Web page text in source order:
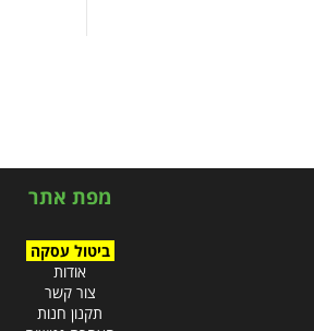
מפת אתר
ביטול עסקה
אודות
צור קשר
תקנון חנות